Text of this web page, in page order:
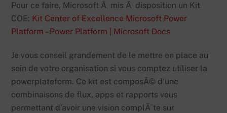
Pour ce faire, Microsoft Ã mis Ã disposition un Kit
COE: Kit Center of Excellence Microsoft Power
Platform – Power Platform | Microsoft Docs
Je vous conseil grandement de le mettre en place au
sein de votre organisation si vous comptez utiliser la
powerplateform. Ce kit est composÃ© d’une
combinaisons de flux, apps et rapports vous
permettant d’avoir une vision complÃ¨te sur